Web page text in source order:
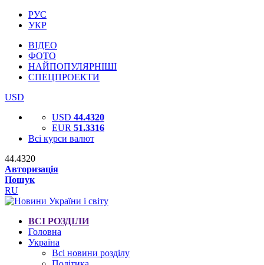
РУС
УКР
ВІДЕО
ФОТО
НАЙПОПУЛЯРНІШІ
СПЕЦПРОЕКТИ
USD
USD 44.4320
EUR 51.3316
Всі курси валют
44.4320
Авторизація
Пошук
RU
ВСІ РОЗДІЛИ
Головна
Україна
Всі новини розділу